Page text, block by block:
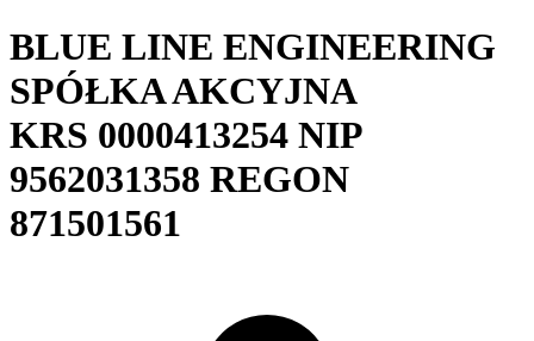
BLUE LINE ENGINEERING
SPÓŁKA AKCYJNA
KRS 0000413254 NIP
9562031358 REGON
871501561